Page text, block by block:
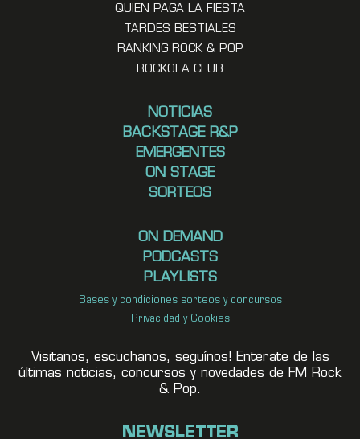
QUIEN PAGA LA FIESTA
TARDES BESTIALES
RANKING ROCK & POP
ROCKOLA CLUB
NOTICIAS
BACKSTAGE R&P
EMERGENTES
ON STAGE
SORTEOS
ON DEMAND
PODCASTS
PLAYLISTS
Bases y condiciones sorteos y concursos
Privacidad y Cookies
Visitanos, escuchanos, seguínos! Enterate de las
últimas noticias, concursos y novedades de FM Rock
& Pop.
NEWSLETTER